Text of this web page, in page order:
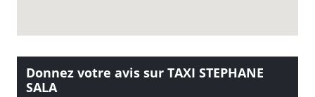
Donnez votre avis sur TAXI STEPHANE
SALA